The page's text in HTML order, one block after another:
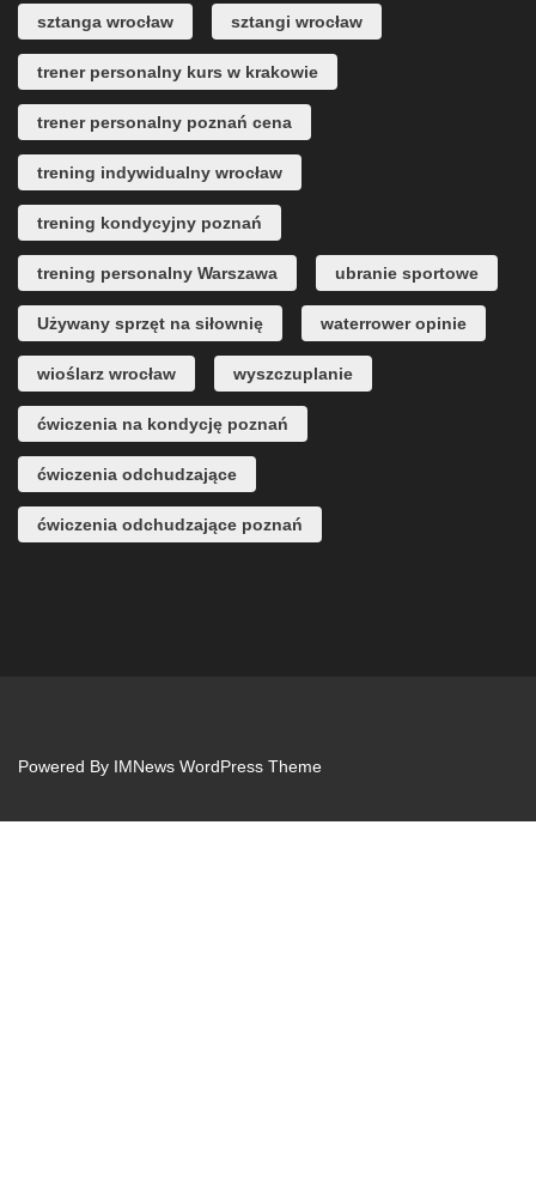
sztanga wrocław sztangi wrocław
trener personalny kurs w krakowie
trener personalny poznań cena
trening indywidualny wrocław
trening kondycyjny poznań
trening personalny Warszawa ubranie sportowe
Używany sprzęt na siłownię waterrower opinie
wioślarz wrocław wyszczuplanie
ćwiczenia na kondycję poznań
ćwiczenia odchudzające
ćwiczenia odchudzające poznań
Powered By IMNews WordPress Theme